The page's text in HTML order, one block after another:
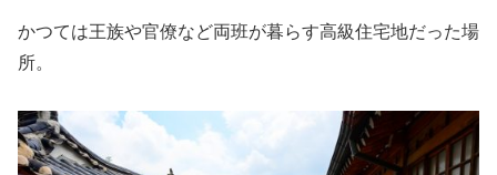
かつては王族や官僚など両班が暮らす高級住宅地だった場
所。